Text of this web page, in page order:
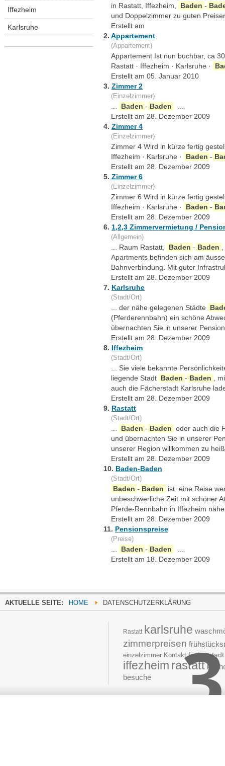
in Rastatt, Iffezheim,
Baden -
und Doppelzimmer zu guten
Erstellt am
2. Appartement
(Appartement)
Appartement Ist nun buchbar, ca
Rastatt · Iffezheim · Karlsruhe ·
Erstellt am 05. Januar 2010
3. Zimmer 2
(Einzelzimmer)
Baden - Baden
Erstellt am 28. Dezember 2009
4. Zimmer 4
(Einzelzimmer)
Zimmer 4 Wird in kürze fertig
Iffezheim · Karlsruhe ·
Baden -
Erstellt am 28. Dezember 2009
5. Zimmer 6
(Einzelzimmer)
Zimmer 6 Wird in kürze fertig
Iffezheim · Karlsruhe ·
Baden -
Erstellt am 28. Dezember 2009
6. 1,2,3 Zimmervermietung /
(Allgemein)
... Raum Rastatt, Baden - Baden
Apartments befinden sich am
Bahnverbindung. Mit guter
Erstellt am 28. Dezember 2009
7. Karlsruhe
(Stadt/Ort)
... der nähe gelegenen Städte
(Pferderennbahn) ein schöne
übernachten Sie in unserer
Erstellt am 28. Dezember 2009
8. Iffezheim
(Stadt/Ort)
... Sie viele bekannte
liegende Stadt Baden - Baden
,
auch die Fächerstadt Karlsruhe
Erstellt am 28. Dezember 2009
9. Rastatt
(Stadt/Ort)
Baden - Baden oder auch die
und übernachten Sie in unserer
unserer Region willkommen zu
Erstellt am 28. Dezember 2009
10. Baden-Baden
(Stadt/Ort)
Baden - Baden
ist eine Reise
unbeschwerliche Zeit mit schöner
Pferde-Rennbahn in Iffezheim
Erstellt am 28. Dezember 2009
11. Pensionspreise
(Preise)
Baden - Baden
Erstellt am 18. Dezember 2009
Iffezheim
Karlsruhe
AKTUELLE SEITE: HOME DATENSCHUTZERKLÄRUNG
Rastatt karlsruhe
zimmerpreisen
einzelzimmer Kontakt fächerstadt
iffezheim rastatt
besuche